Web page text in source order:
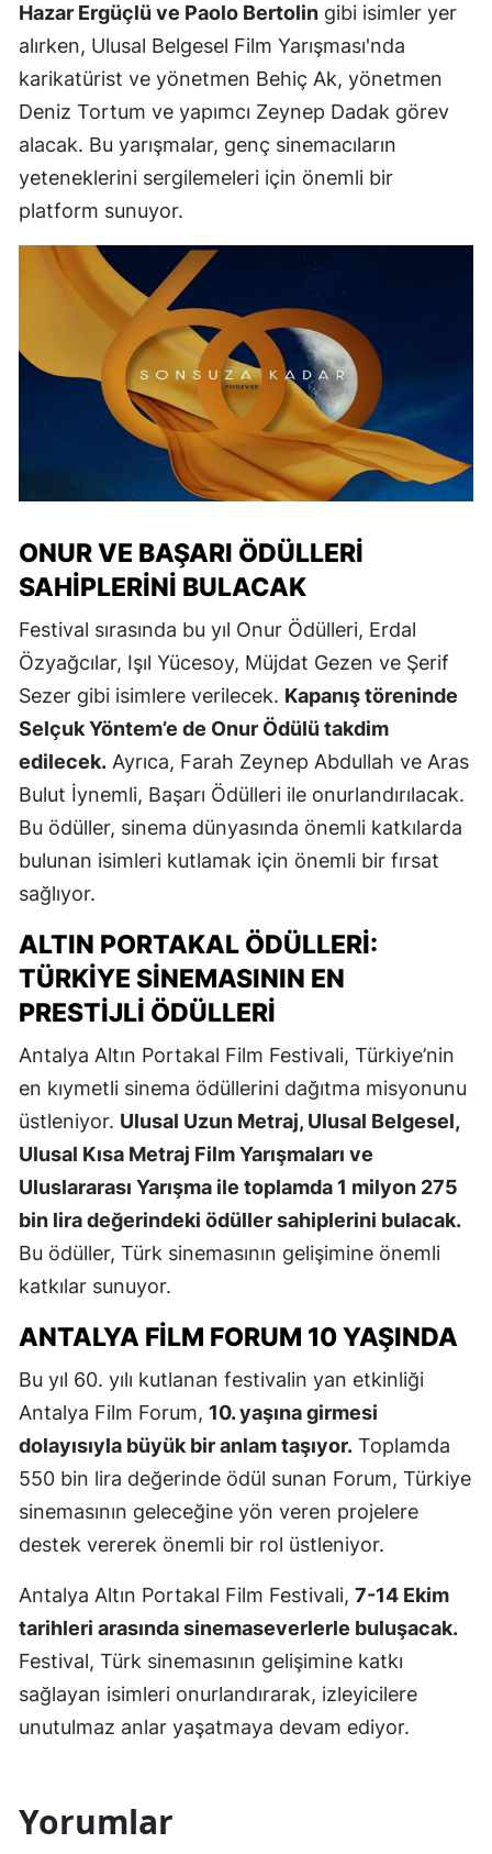
Hazar Ergüçlü ve Paolo Bertolin gibi isimler yer
alırken, Ulusal Belgesel Film Yarışması'nda
karikatürist ve yönetmen Behiç Ak, yönetmen
Deniz Tortum ve yapımcı Zeynep Dadak görev
alacak. Bu yarışmalar, genç sinemacıların
yeteneklerini sergilemeleri için önemli bir
platform sunuyor.
ONUR VE BAŞARI ÖDÜLLERI
SAHIPLERINI BULACAK
Festival sırasında bu yıl Onur Ödülleri, Erdal
Özyağcılar, Işıl Yücesoy, Müjdat Gezen ve Şerif
Sezer gibi isimlere verilecek. Kapanış töreninde
Selçuk Yöntem’e de Onur Ödülü takdim
edilecek. Ayrıca, Farah Zeynep Abdullah ve Aras
Bulut İynemli, Başarı Ödülleri ile onurlandırılacak.
Bu ödüller, sinema dünyasında önemli katkılarda
bulunan isimleri kutlamak için önemli bir fırsat
sağlıyor.
ALTIN PORTAKAL ÖDÜLLERI:
TÜRKIYE SINEMASININ EN
PRESTIJLI ÖDÜLLERI
Antalya Altın Portakal Film Festivali, Türkiye’nin
en kıymetli sinema ödüllerini dağıtma misyonunu
üstleniyor. Ulusal Uzun Metraj, Ulusal Belgesel,
Ulusal Kısa Metraj Film Yarışmaları ve
Uluslararası Yarışma ile toplamda 1 milyon 275
bin lira değerindeki ödüller sahiplerini bulacak.
Bu ödüller, Türk sinemasının gelişimine önemli
katkılar sunuyor.
ANTALYA FILM FORUM 10 YAŞINDA
Bu yıl 60. yılı kutlanan festivalin yan etkinliği
Antalya Film Forum, 10. yaşına girmesi
dolayısıyla büyük bir anlam taşıyor. Toplamda
550 bin lira değerinde ödül sunan Forum, Türkiye
sinemasının geleceğine yön veren projelere
destek vererek önemli bir rol üstleniyor.
Antalya Altın Portakal Film Festivali, 7-14 Ekim
tarihleri arasında sinemaseverlerle buluşacak.
Festival, Türk sinemasının gelişimine katkı
sağlayan isimleri onurlandırarak, izleyicilere
unutulmaz anlar yaşatmaya devam ediyor.
Yorumlar